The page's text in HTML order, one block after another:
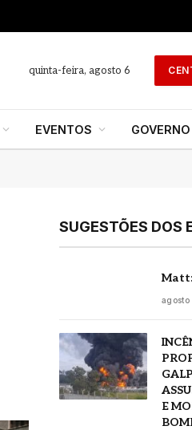
quinta-feira, agosto 6
EVENTOS GOVERNO
SUGESTÕES DOS
E